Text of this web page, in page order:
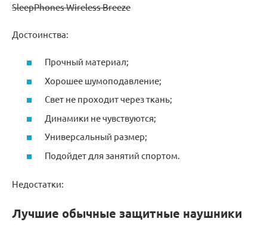
SleepPhones Wireless Breeze
Достоинства:
Прочный материал;
Хорошее шумоподавление;
Свет не проходит через ткань;
Динамики не чувствуются;
Универсальный размер;
Подойдет для занятий спортом.
Недостатки:
Лучшие обычные защитные наушники